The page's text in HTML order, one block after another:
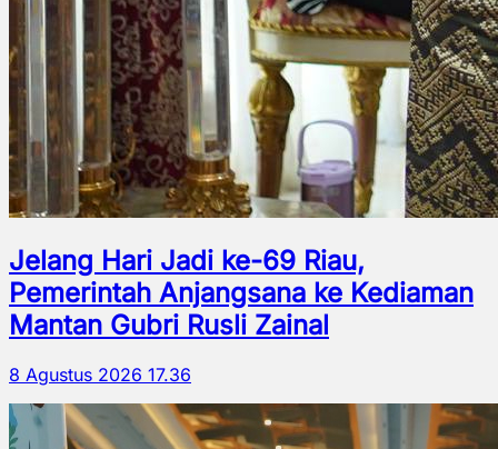
Jelang Hari Jadi ke-69 Riau,
Pemerintah Anjangsana ke Kediaman
Mantan Gubri Rusli Zainal
8 Agustus 2026 17.36